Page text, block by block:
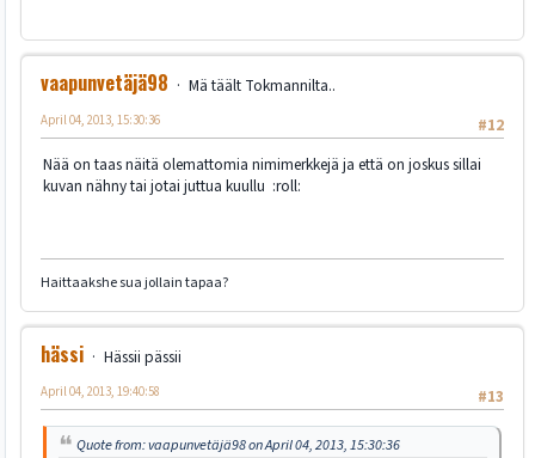
vaapunvetäjä98
Mä täält Tokmannilta..
#12
April 04, 2013, 15:30:36
Nää on taas näitä olemattomia nimimerkkejä ja että on joskus sillai
kuvan nähny tai jotai juttua kuullu :roll:
Haittaakshe sua jollain tapaa?
hässi
Hässii pässii
#13
April 04, 2013, 19:40:58
Quote from: vaapunvetäjä98 on April 04, 2013, 15:30:36